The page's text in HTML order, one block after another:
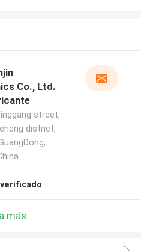
Co., Ltd.
street,
district,
más